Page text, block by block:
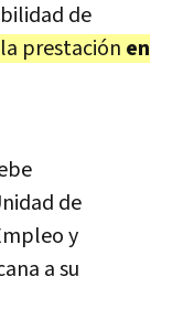
de
prestación en
de
y
a su